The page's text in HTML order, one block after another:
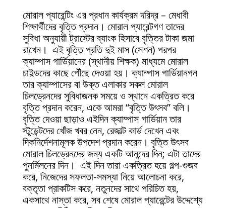
মোরাল প্যারেন্টিং এর প্রধান কার্যক্রম দরিদ্র – মেধাবী
শিক্ষার্থীদের বৃত্তি প্রদান। মোরাল প্যারেন্টগণ তাদের
সুবিধা অনুযায়ী ট্রাস্টের ব্যাংক হিসাবে বৃত্তির টাকা জমা
রাখেন। এই বৃত্তি প্রতি দুই মাস (সেশন) পরপর
ক্যাম্পাস গার্ডিয়ানের (স্থানীয় শিক্ষক) মাধ্যমে মোরাল
চাইল্ডদের কাছে পৌঁছে দেওয়া হয়। ক্যাম্পাস গার্ডিয়ানগন
তার ক্যাম্পাসের বা উক্ত এলাকার সকল মোরাল
চিলড্রেনদের সুবিধাজনক সময়ে ও স্থানে একত্রিত করে
বৃত্তি প্রদান করেন, একে আমরা “বৃত্তি উৎসব” বলি।
বৃত্তি দেওয়া ছাড়াও এইদিন ক্যাম্পাস গার্ডিয়ান তার
স্টুডেন্টদের খোঁজ খবর নেন, রেজাল্ট কার্ড দেখেন এবং
দিকনির্দেশনামূলক উপদেশ প্রদান করেন। বৃত্তি উৎসব
মোরাল চিলড্রেনদের জন্য একটি আনন্দের দিন; এটা তাদের
পুনর্মিলনের দিন। এই দিন তারা একত্রিত হয়ে গল্প-গুজব
করে, নিজেদের সফলতা-সমস্যা নিয়ে আলোচনা করে,
বক্তৃতা প্রাকটিস করে, নতুনদের সাথে পরিচিত হয়,
একসাথে নাস্তা করে, সব শেষে মোরাল প্যারেন্টের উদ্দেশ্যে